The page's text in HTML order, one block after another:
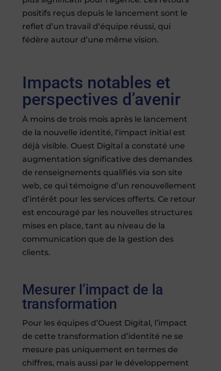
positifs reçus depuis le lancement sont le
reflet d’un travail d’équipe réussi, qui
fédère autour d’une même vision.
Impacts notables et
perspectives d’avenir
À moins de trois mois après le lancement
de la nouvelle identité, l’impact initial est
déjà visible. Ouest Digital a constaté une
augmentation significative des demandes
de renseignements qualifiés via son site
web, ce qui témoigne d’un renouvellement
d’intérêt pour les services offerts. Ce retour
est encouragé par les nouvelles structures
mises en place, tant au niveau de la
communication que de la gestion des
clients.
Mesurer l’impact de la
transformation
Pour les équipes d’Ouest Digital, l’impact
de cette transformation d’identité ne se
mesure pas uniquement en termes de
chiffres, mais aussi par le développement